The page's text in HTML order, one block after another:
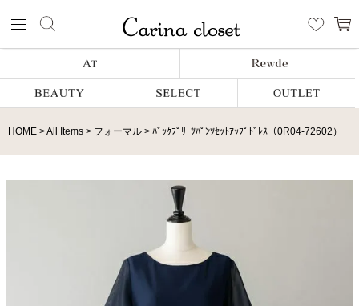
HOME All Items フォーマル ﾊﾞｯｸﾌﾟﾘｰﾂﾊﾟﾝﾂｾｯﾄｱｯﾌﾟﾄﾞﾚｽ（0R04-72602）